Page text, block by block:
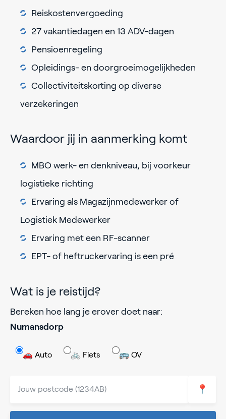
Reiskostenvergoeding
27 vakantiedagen en 13 ADV-dagen
Pensioenregeling
Opleidings- en doorgroeimogelijkheden
Collectiviteitskorting op diverse
verzekeringen
Waardoor jij in aanmerking komt
MBO werk- en denkniveau, bij voorkeur
logistieke richting
Ervaring als Magazijnmedewerker of
Logistiek Medewerker
Ervaring met een RF-scanner
EPT- of heftruckervaring is een pré
Wat is je reistijd?
Bereken hoe lang je erover doet naar:
Numansdorp
🚗 Auto 🚲 Fiets 🚌 OV
📍